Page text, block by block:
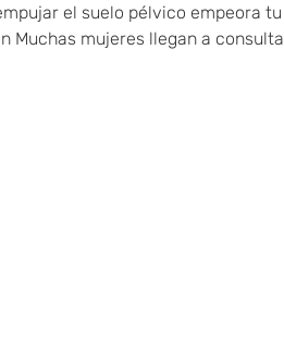
el suelo pélvico empeora tu
Muchas mujeres llegan a consulta